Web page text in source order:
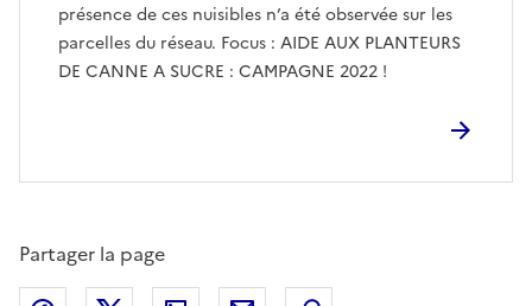
présence de ces nuisibles n’a été observée sur les
parcelles du réseau. Focus : AIDE AUX PLANTEURS
DE CANNE A SUCRE : CAMPAGNE 2022 !
Partager la page